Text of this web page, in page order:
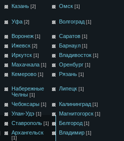
Казань [2] Омск [1]
Уфа [2] Волгоград [1]
Воронеж [1] Саратов [1]
Ижевск [2] Барнаул [1]
Иркутск [1] Владивосток [1]
Махачкала [1] Оренбург [1]
Кемерово [1] Рязань [1]
Набережные
Челны [1]
Липецк [1]
Чебоксары [1] Калининград [1]
Улан-Удэ [1] Магнитогорск [1]
Ставрополь [1] Белгород [1]
Архангельск
[1]
Владимир [1]